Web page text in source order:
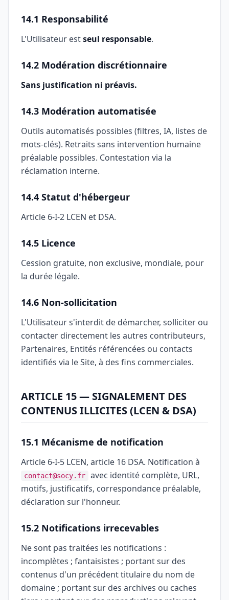
14.1 Responsabilité
L'Utilisateur estseul responsable.
14.2 Modération discrétionnaire
Sans justification ni préavis.
14.3 Modération automatisée
Outils automatisés possibles (filtres, IA, listes de
mots-clés). Retraits sans intervention humaine
préalable possibles. Contestation via la
réclamation interne.
14.4 Statut d'hébergeur
Article 6-I-2 LCEN et DSA.
14.5 Licence
Cession gratuite, non exclusive, mondiale, pour
la durée légale.
14.6 Non-sollicitation
L'Utilisateur s'interdit de démarcher, solliciter ou
contacter directement les autres contributeurs,
Partenaires, Entités référencées ou contacts
identifiés via le Site, à des fins commerciales.
ARTICLE 15 — SIGNALEMENT DES
CONTENUS ILLICITES (LCEN & DSA)
15.1 Mécanisme de notification
Article 6-I-5 LCEN, article 16 DSA. Notification à
contact@socy.fr
avec identité complète, URL,
motifs, justificatifs, correspondance préalable,
déclaration sur l'honneur.
15.2 Notifications irrecevables
Ne sont pas traitées les notifications :
incomplètes ; fantaisistes ; portant sur des
contenus d'un précédent titulaire du nom de
domaine ; portant sur des archives ou caches